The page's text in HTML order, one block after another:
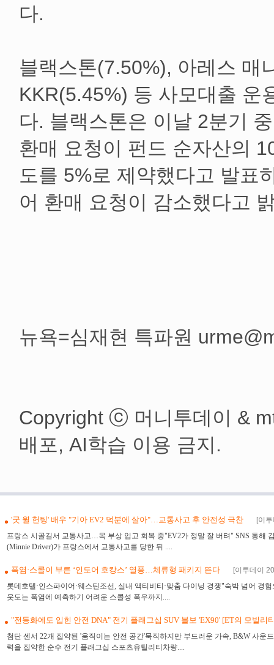
다.
블랙스톤(7.50%), 아레스 매
KKR(5.45%) 등 사모대출 운
다. 블랙스톤은 이날 2분기
환매 요청이 펀드 순자산의
도를 5%로 제약했다고 발표
어 환매 요청이 감소했다고
뉴욕=심재현 특파원
Copyright ⓒ 머니투데이 &
배포, AI학습 이용 금지.
'굿 윌 헌팅' 배우 "기아 EV2 덕분에 살아"…교통사고 후 안전성 극찬
[이
프랑스 시골길서 교통사고…목 부상 입고 회복 중"EV2가 정말 잘 버텨" SNS 통해
(Minnie Driver)가 프랑스에서 교통사고를 당한 뒤 ....
폭염·스콜이 부른 ‘인도어 호캉스’ 열풍…체류형 패키지 뜬다
[이투데이
롯데호텔·인스파이어·웨스틴조선, 실내 액티비티·맞춤 다이닝 경쟁"숙박 넘어
웃도는 폭염에 예측하기 어려운 스콜성 폭우까지....
"전동화에도 입힌 안전 DNA" 전기 플래그십 SUV 볼보 'EX90' [ET의 모빌리
첨단 센서 22개 집약된 '움직이는 안전 공간'묵직하지만 부드러운 가속, B&W 사운
력을 집약한 순수 전기 플래그십 스포츠유틸리티차량....